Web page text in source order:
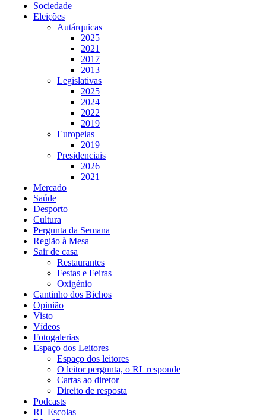
Sociedade
Eleições
Autárquicas
2025
2021
2017
2013
Legislativas
2025
2024
2022
2019
Europeias
2019
Presidenciais
2026
2021
Mercado
Saúde
Desporto
Cultura
Pergunta da Semana
Região à Mesa
Sair de casa
Restaurantes
Festas e Feiras
Oxigénio
Cantinho dos Bichos
Opinião
Visto
Vídeos
Fotogalerias
Espaço dos Leitores
Espaço dos leitores
O leitor pergunta, o RL responde
Cartas ao diretor
Direito de resposta
Podcasts
RL Escolas